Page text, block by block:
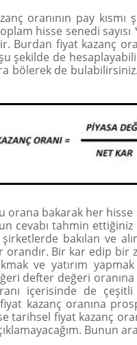
oranının pay
hisse senedi
Burdan fiyat kazanç
şekilde de
bölerek de
orana bakarak her hisse
cevabı tahmin ettiğiniz
şirketlerde bakılan ve
orandır. Bir kar edip bir
ve yatırım
defter değeri oranına
içerisinde de çeşitli
kazanç oranına
tarihsel fiyat kazanç
Bunun